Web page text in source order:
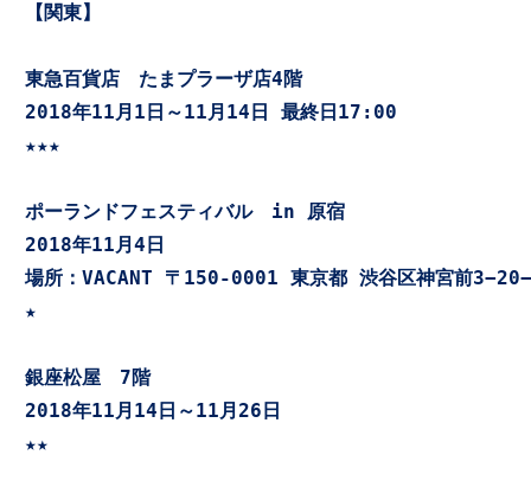
【関東】
東急百貨店　たまプラーザ店4階
2018年11月1日～11月14日 最終日17:00
★★★
ポーランドフェスティバル　in 原宿
2018年11月4日
場所：VACANT 〒150-0001 東京都 渋谷区神宮前
★
銀座松屋　7階
2018年11月14日～11月26日
★★